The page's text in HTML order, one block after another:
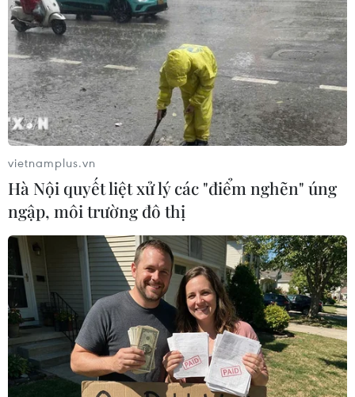
vietnamplus.vn
Hà Nội quyết liệt xử lý các "điểm nghẽn" úng
ngập, môi trường đô thị